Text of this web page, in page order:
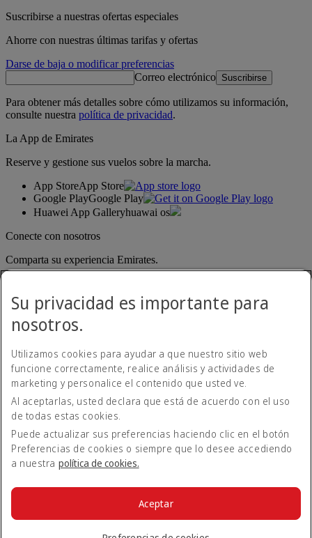
Suscribirse a nuestras ofertas especiales
Ahorre con nuestras últimas tarifas y ofertas
Darse de baja o modificar preferencias
Correo electrónico Suscribirse
Para obtener más detalles sobre cómo utilizamos su información,
consulte nuestra política de privacidad.
La App de Emirates
Reserve y gestione sus vuelos sobre la marcha.
App StoreApp Store
Google PlayGoogle Play
Huawei App Galleryhuawai os
Conecte con nosotros
Comparta su experiencia Emirates.
Declaración de accesibilidad
Contacte con nosotros
Política de privacidad
Condiciones generales
Política de cookies
Ciberseguridad
© 2026 The Emirates Group. Todos los derechos reservados.
Su privacidad es importante para
nosotros.
Utilizamos cookies para ayudar a que nuestro sitio web
funcione correctamente, realice análisis y actividades de
marketing y personalice el contenido que usted ve.
Al aceptarlas, usted declara que está de acuerdo con el uso
de todas estas cookies.
Puede actualizar sus preferencias haciendo clic en el botón
Preferencias de cookies o siempre que lo desee accediendo
a nuestra política de cookies.
Aceptar